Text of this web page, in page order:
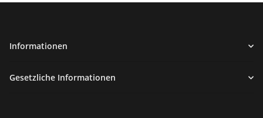
Informationen
Gesetzliche Informationen